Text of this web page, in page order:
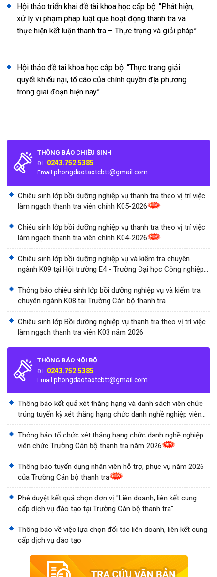
Hội thảo triển khai đề tài khoa học cấp bộ: “Phát hiện,
xử lý vi phạm pháp luật qua hoạt động thanh tra và
thực hiện kết luận thanh tra – Thực trạng và giải pháp”
Hội thảo đề tài khoa học cấp bộ: “Thực trạng giải
quyết khiếu nại, tố cáo của chính quyền địa phương
trong giai đoạn hiện nay”
THÔNG BÁO CHIÊU SINH
ĐT: 0243.752.5385
Email:phongdaotaotcbtt@gmail.com
Chiêu sinh lớp bồi dưỡng nghiệp vụ thanh tra theo vị trí việc
làm ngạch thanh tra viên chính K05-2026
Chiêu sinh lớp bồi dưỡng nghiệp vụ thanh tra theo vị trí việc
làm ngạch thanh tra viên chính K04-2026
Chiêu sinh lớp bồi dưỡng nghiệp vụ và kiểm tra chuyên
ngành K09 tại Hội trường E4 - Trường Đại học Công nghiệp
Thành phố Hồ Chí Minh
Thông báo chiêu sinh lớp bồi dưỡng nghiệp vụ và kiểm tra
chuyên ngành K08 tại Trường Cán bộ thanh tra
Chiêu sinh lớp Bồi dưỡng nghiệp vụ thanh tra theo vị trí việc
làm ngạch thanh tra viên K03 năm 2026
THÔNG BÁO NỘI BỘ
ĐT: 0243.752.5385
Email:phongdaotaotcbtt@gmail.com
Thông báo kết quả xét thăng hạng và danh sách viên chức
trúng tuyển kỳ xét thăng hạng chức danh nghề nghiệp viên
chức Trường Cán bộ thanh tra năm 2026
Thông báo tổ chức xét thăng hạng chức danh nghề nghiệp
viên chức Trường Cán bộ thanh tra năm 2026
Thông báo tuyển dụng nhân viên hỗ trợ, phục vụ năm 2026
của Trường Cán bộ thanh tra
Phê duyệt kết quả chọn đơn vị "Liên doanh, liên kết cung
cấp dịch vụ đào tạo tại Trường Cán bộ thanh tra"
Thông báo về việc lựa chọn đối tác liên doanh, liên kết cung
cấp dịch vụ đào tạo